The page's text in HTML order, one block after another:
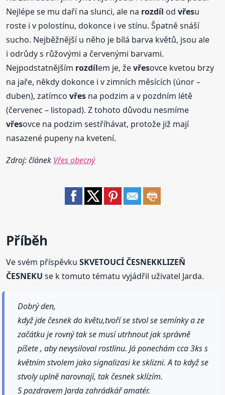
Nejlépe se mu daří na slunci, ale na rozdíl odvřesu
roste i v polostínu, dokonce i ve stínu. Špatně snáší
sucho. Nejběžnější u něho je bílá barva květů, jsou ale
i odrůdy s růžovými a červenými barvami.
Nejpodstatnějším rozdílem je, ževřesovce kvetou brzy
na jaře, někdy dokonce i v zimních měsících (únor –
duben), zatímcovřes na podzim a v pozdním létě
(červenec – listopad). Z tohoto důvodu nesmíme
vřesovce na podzim sestříhávat, protože již mají
nasazené pupeny na kvetení.
Zdroj: článek Vřes obecný
Příběh
Ve svém příspěvkuSKVETOUCÍ ČESNEKKLIZEŇ
ČESNEKU se k tomuto tématu vyjádřil uživatel Jarda.
Dobrý den,
když jde česnek do květu,tvoří se stvol se semínky a ze
začátku je rovný tak se musí utrhnout jak správně
píšete , aby nevysiloval rostlinu. Já ponechám cca 3ks s
květním stvolem jako signalizasi ke sklizni. A to když se
stvoly uplně narovnají, tak česnek sklízím.
S pozdravem Jarda zahrádkář amatér.